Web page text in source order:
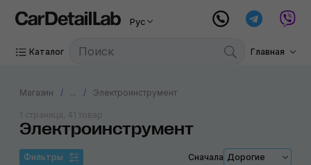
Рус
Каталог Главная
Магазин ... Электроинструмент
Электроинструмент
1 страница, 41 товар
Фильтры Сначала Дорогие